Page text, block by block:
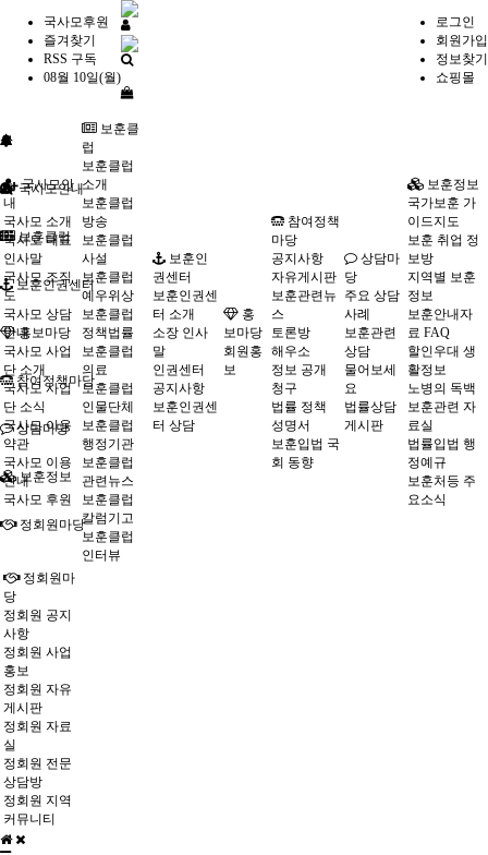
국사모후원
즐겨찾기
RSS 구독
08월 10일(월)
로그인
회원가입
정보찾기
쇼핑몰
국사모안내
보훈클럽
보훈인권센터
홍보마당
참여정책마당
상담마당
보훈정보
정회원마당
국사모안
내
국사모 소개
국사모 대표
인사말
국사모 조직
도
국사모 상담
안내
국사모 사업
단 소개
국사모 사업
단 소식
국사모 이용
약관
국사모 이용
안내
국사모 후원
보훈클
럽
보훈클럽
소개
보훈클럽
방송
보훈클럽
사설
보훈클럽
예우위상
보훈클럽
정책법률
보훈클럽
의료
보훈클럽
인물단체
보훈클럽
행정기관
보훈클럽
관련뉴스
보훈클럽
칼럼기고
보훈클럽
인터뷰
보훈인
권센터
보훈인권센
터 소개
소장 인사
말
인권센터
공지사항
보훈인권센
터 상담
홍
보마당
회원홍
보
참여정책
마당
공지사항
자유게시판
보훈관련뉴
스
토론방
해우소
정보 공개
청구
법률 정책
성명서
보훈입법 국
회 동향
상담마
당
주요 상담
사례
보훈관련
상담
물어보세
요
법률상담
게시판
보훈정보
국가보훈 가
이드지도
보훈 취업 정
보방
지역별 보훈
정보
보훈안내자
료 FAQ
할인우대 생
활정보
노병의 독백
보훈관련 자
료실
법률입법 행
정예규
보훈처등 주
요소식
정회원마
당
정회원 공지
사항
정회원 사업
홍보
정회원 자유
게시판
정회원 자료
실
정회원 전문
상담방
정회원 지역
커뮤니티